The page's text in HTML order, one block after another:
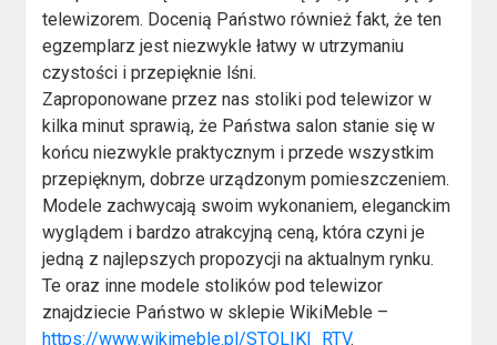
telewizorem. Docenią Państwo również fakt, że ten
egzemplarz jest niezwykle łatwy w utrzymaniu
czystości i przepięknie lśni.
Zaproponowane przez nas stoliki pod telewizor w
kilka minut sprawią, że Państwa salon stanie się w
końcu niezwykle praktycznym i przede wszystkim
przepięknym, dobrze urządzonym pomieszczeniem.
Modele zachwycają swoim wykonaniem, eleganckim
wyglądem i bardzo atrakcyjną ceną, która czyni je
jedną z najlepszych propozycji na aktualnym rynku.
Te oraz inne modele stolików pod telewizor
znajdziecie Państwo w sklepie WikiMeble –
https://www.wikimeble.pl/STOLIKI_RTV.